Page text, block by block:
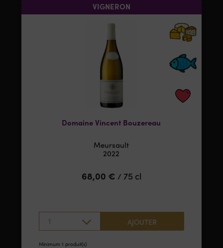
VIGNERON
Domaine Vincent Bouzereau
Meursault
2022
68,00 € / 75 cl
1 AJOUTER
Minimum 1 produit(s)